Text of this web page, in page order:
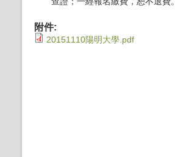
附件:
20151110陽明大學.pdf